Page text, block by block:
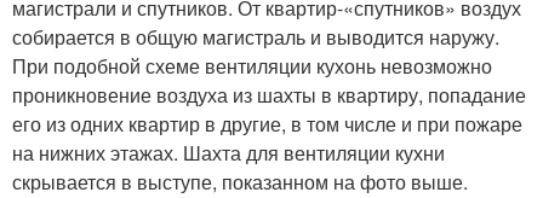
магистрали и спутников. От квартир-«спутников» воздух
собирается в общую магистраль и выводится наружу.
При подобной схеме вентиляции кухонь невозможно
проникновение воздуха из шахты в квартиру, попадание
его из одних квартир в другие, в том числе и при пожаре
на нижних этажах. Шахта для вентиляции кухни
скрывается в выступе, показанном на фото выше.